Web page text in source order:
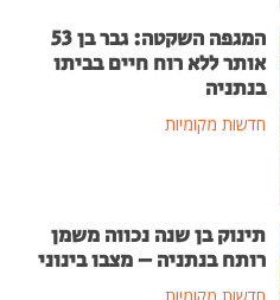
המגפה השקטה: גבר בן 53
אותר ללא רוח חיים בביתו
בנתניה
חדשות מקומיות
תינוק בן שנה נכווה משמן
רותח בנתניה – מצבו בינוני